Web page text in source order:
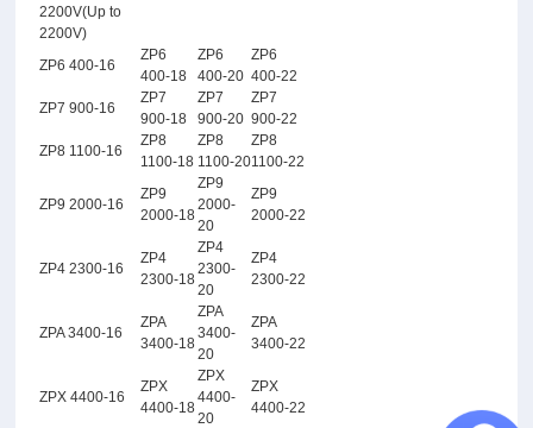
2200V(Up to
2200V)
ZP6 400-16
ZP6
400-18
ZP6
400-20
ZP6
400-22
ZP7 900-16
ZP7
900-18
ZP7
900-20
ZP7
900-22
ZP8 1100-16
ZP8
1100-18
ZP8
1100-20
ZP8
1100-22
ZP9 2000-16
ZP9
2000-18
ZP9
2000-
20
ZP9
2000-22
ZP4 2300-16
ZP4
2300-18
ZP4
2300-
20
ZP4
2300-22
ZPA 3400-16
ZPA
3400-18
ZPA
3400-
20
ZPA
3400-22
ZPX 4400-16
ZPX
4400-18
ZPX
4400-
20
ZPX
4400-22